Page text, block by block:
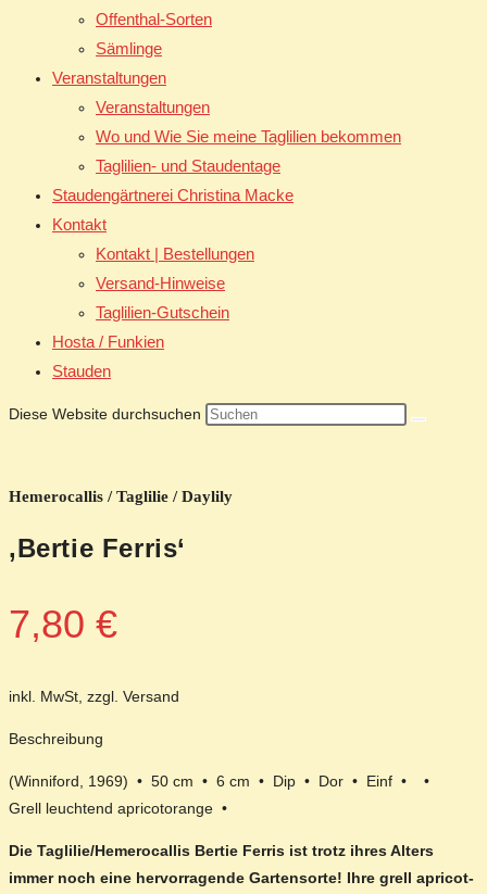
Offenthal-Sorten
Sämlinge
Veranstaltungen
Veranstaltungen
Wo und Wie Sie meine Taglilien bekommen
Taglilien- und Staudentage
Staudengärtnerei Christina Macke
Kontakt
Kontakt | Bestellungen
Versand-Hinweise
Taglilien-Gutschein
Hosta / Funkien
Stauden
Diese Website durchsuchen
Hemerocallis / Taglilie / Daylily
‚Bertie Ferris‘
7,80 €
inkl. MwSt, zzgl. Versand
Beschreibung
(Winniford, 1969) • 50 cm • 6 cm • Dip • Dor • Einf • •
Grell leuchtend apricotorange •
Die Taglilie/Hemerocallis Bertie Ferris ist trotz ihres Alters
immer noch eine hervorragende Gartensorte! Ihre grell apricot-